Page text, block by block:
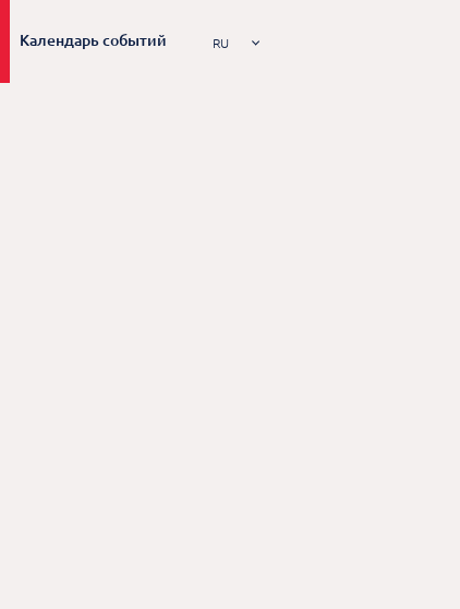
Календарь событий RU